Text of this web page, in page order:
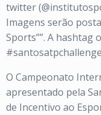
twitter
Imagens serão
Sports””. A hashtag
O Campeonato
apresentado pela
de Incentivo ao